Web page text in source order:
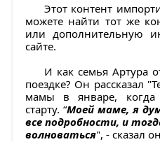
Этот контент
можете найти тот же
или дополнительную
сайте.
И как семья Артура
поездке? Он рассказал
мамы в январе, когда
старту. “Моей маме, я
все подробности, и
волноваться", - сказал